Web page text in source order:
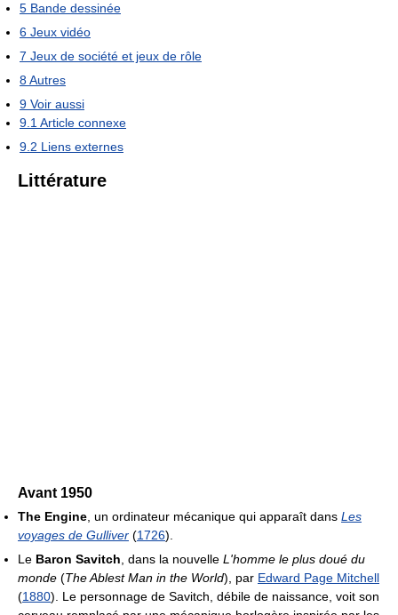
5 Bande dessinée
6 Jeux vidéo
7 Jeux de société et jeux de rôle
8Autres
9 Voir aussi
9.1 Article connexe
9.2 Liens externes
Littérature
Avant 1950
The Engine , un ordinateur mécanique qui apparaît dans Les
voyages de Gulliver (1726).
Le Baron Savitch , dans la nouvelle L'homme le plus doué du
monde (The Ablest Man in the World), par Edward Page Mitchell
(1880). Le personnage de Savitch, débile de naissance, voit son